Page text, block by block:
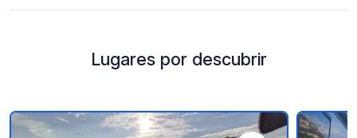
Lugares por descubrir